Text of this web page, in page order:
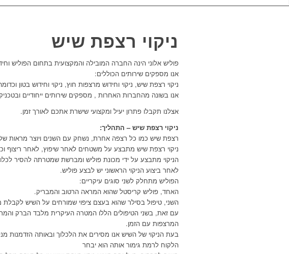
ניקוי רצפת שיש
פוליש אלוני הינה החברה המובילה והמקצועית בתחום הפוליש
אנו מספקים שירותים הכוללים:
ניקוי רצפת שיש, ניקוי וחידוש מרצפות חוץ, ניקוי וחידוש בטון
אנו בשונה מהחברות האחרות , מספקים שירותים ייחודיים
אצלנו תקבלו פתרון יעיל ומקצועי שישרת אתכם לאורך זמן.
ניקוי רצפת שיש – התהליך:
רצפת שיש כמו כל רצפה אחרת, נשחק עם השנים ויוצר מראות
ניקוי רצפת שיש מתבצע על משטחים לאחר שיפוץ, לאחר ריצוף
הניקוי מתבצע על ידי מכונת פוליש ומברשת שמטרתה להסיר
לאחר ביצוע הניקוי הראשוני יש לבצע פוליש.
הפוליש מתחלק לשני סוגים עיקריים:
האחד, פוליש קריסטל שהוא המראה הרטוב והמבריק.
השני, טיפול בסילר שהוא בעצם ציפוי שמורחים על השיש לקבלת
עם זאת, בשני הטיפולים הללו המטרה העיקרית מלבד הברק
המרצפות עם הזמן.
בעת הניקוי של השיש אנו מסירים את הלכלוך ובאותה הזדמנות
הלקוח לרמת גימור אותה הוא יבחר